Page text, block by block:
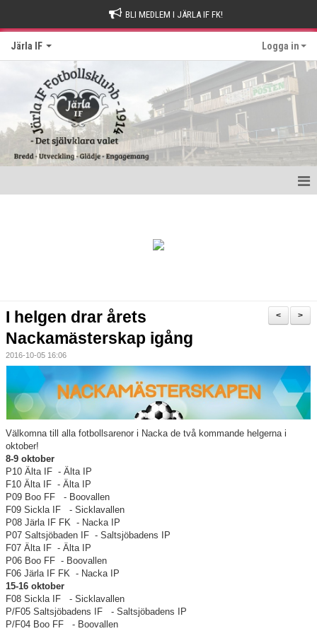
BLI MEDLEM I JÄRLA IF FK!
Järla IF Logga in
Nyheter
Verksamheten
Trygg förening
Vårdnadshavare
Sponsorer
Utbildningar
Stipendier
Styrelse och Årsmöte
Kalender
Kvalitetsklubb
>
<
I helgen drar årets
Nackamästerskap igång
2016-10-05 16:06
Välkomna till alla fotbollsarenor i Nacka de två kommande helgerna i
oktober!
8-9 oktober
P10 Älta IF - Älta IP
F10 Älta IF - Älta IP
P09 Boo FF - Boovallen
F09 Sickla IF - Sicklavallen
P08 Järla IF FK - Nacka IP
P07 Saltsjöbaden IF - Saltsjöbadens IP
F07 Älta IF - Älta IP
P06 Boo FF - Boovallen
F06 Järla IF FK - Nacka IP
15-16 oktober
F08 Sickla IF - Sicklavallen
P/F05 Saltsjöbadens IF - Saltsjöbadens IP
P/F04 Boo FF - Boovallen